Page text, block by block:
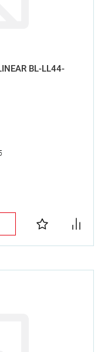
BL-LL44-